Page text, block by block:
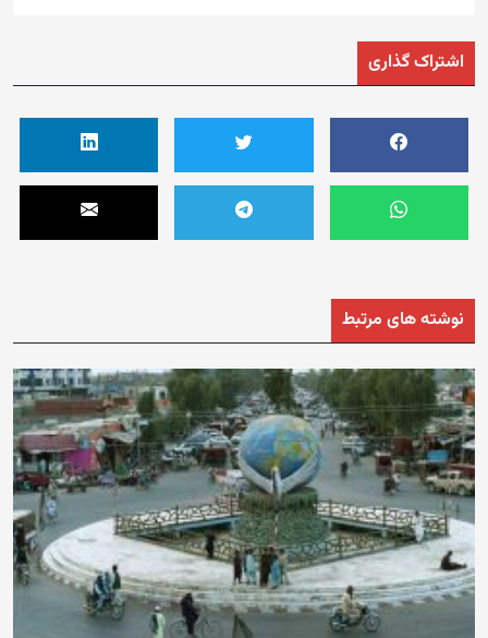
اشتراک گذاری
نوشته های مرتبط